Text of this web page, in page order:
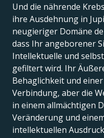
Und die nährende
ihre Ausdehnung in
neugieriger Domäne
dass Ihr angeborener
Intellektuelle und
gefiltert wird. Ihr
Behaglichkeit und einer
Verbindung, aber die
in einem allmächtigen
Veränderung und
intellektuellen